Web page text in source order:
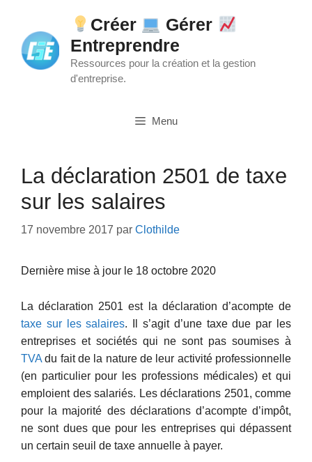
contenu
Créer
Gérer
Entreprendre
Ressources pour la création et la gestion
d'entreprise.
Menu
La déclaration 2501 de taxe
sur les salaires
17 novembre 2017 par Clothilde
Dernière mise à jour le 18 octobre 2020
La déclaration 2501 est la déclaration d’acompte de
taxe sur les salaires. Il s’agit d’une taxe due par les
entreprises et sociétés qui ne sont pas soumises à
TVA du fait de la nature de leur activité professionnelle
(en particulier pour les professions médicales) et qui
emploient des salariés. Les déclarations 2501, comme
pour la majorité des déclarations d’acompte d’impôt,
ne sont dues que pour les entreprises qui dépassent
un certain seuil de taxe annuelle à payer.